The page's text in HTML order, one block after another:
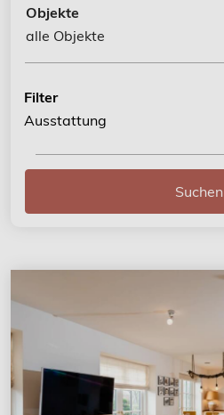
Objekte
alle Objekte
Filter
Ausstattung
Suchen